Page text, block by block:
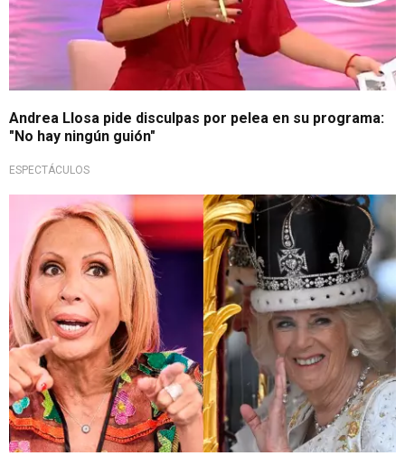
Andrea Llosa pide disculpas por pelea en su programa:
"No hay ningún guión"
ESPECTÁCULOS
¡No la soporta!